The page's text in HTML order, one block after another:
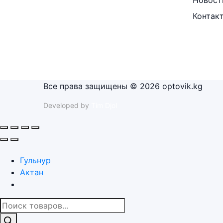
Все права защищены © 2026 optovik.kg
Developed by
Гульнур
Актан
Поиск
товаров